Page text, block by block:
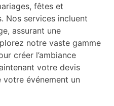
fêtes et
Nos services incluent
assurant une
notre vaste gamme
créer l’ambiance
votre devis
événement un